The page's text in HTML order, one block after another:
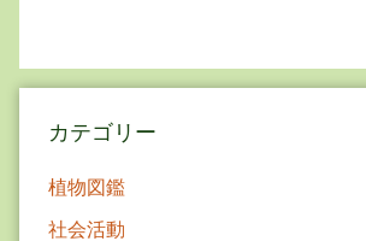
シ
カテゴリー
植物図鑑
社会活動